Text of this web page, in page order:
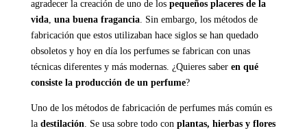
agradecer la creación de uno de los pequeños placeres de la
vida, una buena fragancia. Sin embargo, los métodos de
fabricación que estos utilizaban hace siglos se han quedado
obsoletos y hoy en día los perfumes se fabrican con unas
técnicas diferentes y más modernas. ¿Quieres saber en qué
consiste la producción de un perfume?
Uno de los métodos de fabricación de perfumes más común es
la destilación . Se usa sobre todo con plantas, hierbas y flores